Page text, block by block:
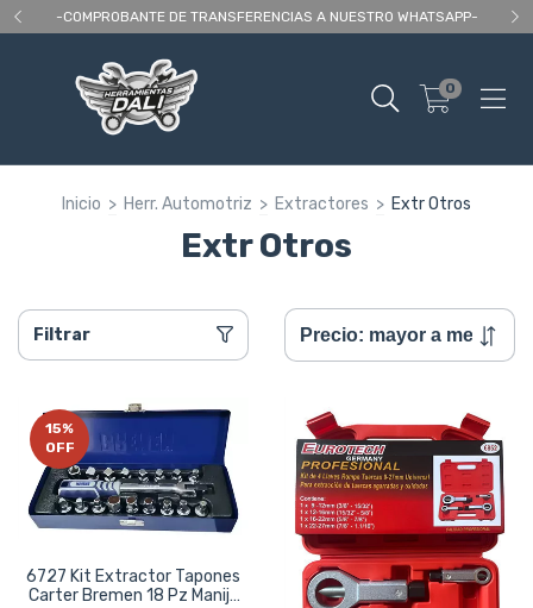
-COMPROBANTE DE TRANSFERENCIAS A NUESTRO WHATSAPP-
0
Inicio > Herr. Automotriz > Extractores > Extr Otros
Extr Otros
Filtrar
15%
OFF
6727 Kit Extractor Tapones
Carter Bremen 18 Pz Manija